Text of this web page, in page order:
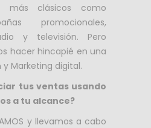
más clásicos como
promocionales,
y televisión. Pero
hacer hincapié en una
Marketing digital.
tus ventas usando
a tu alcance?
y llevamos a cabo